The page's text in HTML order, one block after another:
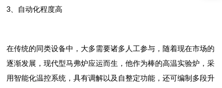
3、自动化程度高
在传统的同类设备中，大多需要诸多人工参与，随着现在市场的
逐渐发展，现代型马弗炉应运而生，他作为棒的高温实验炉，采
用智能化温控系统，具有调解以及自整定功能，还可编制多段升